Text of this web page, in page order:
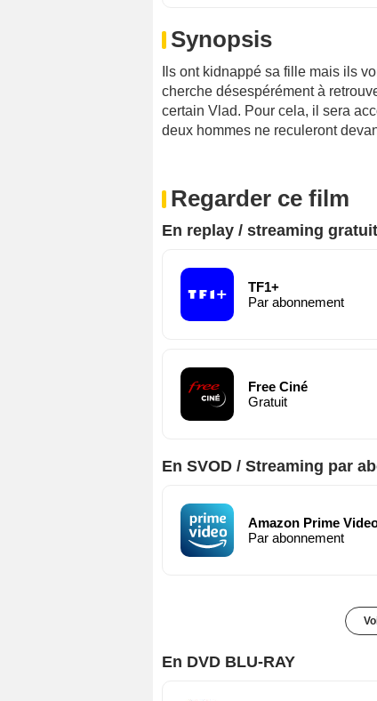
Synopsis
Ils ont kidnappé sa fille mais ils
cherche désespérément à
certain Vlad. Pour cela, il sera
deux hommes ne reculeront
Regarder ce film
En replay / streaming gratuit
TF1+
Par abonnement
Free Ciné
Gratuit
En SVOD / Streaming par
Amazon Prime
Par abonnement
En DVD BLU-RAY